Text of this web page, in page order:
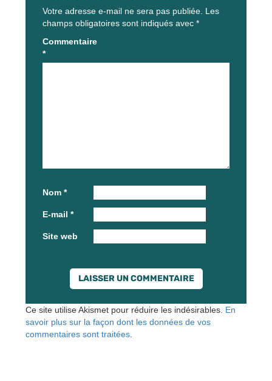
Votre adresse e-mail ne sera pas publiée. Les
champs obligatoires sont indiqués avec *
Commentaire
*
Nom *
E-mail *
Site web
Ce site utilise Akismet pour réduire les indésirables. En
savoir plus sur la façon dont les données de vos
commentaires sont traitées